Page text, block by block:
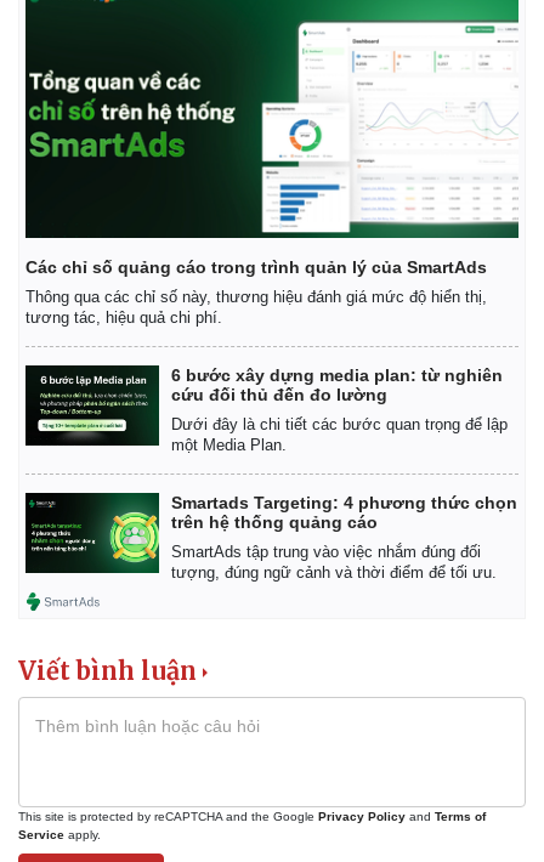
Các chỉ số quảng cáo trong trình quản lý của SmartAds
Thông qua các chỉ số này, thương hiệu đánh giá mức độ hiển thị,
tương tác, hiệu quả chi phí.
6 bước xây dựng media plan: từ nghiên
cứu đối thủ đến đo lường
Dưới đây là chi tiết các bước quan trọng để lập
một Media Plan.
Smartads Targeting: 4 phương thức chọn
trên hệ thống quảng cáo
SmartAds tập trung vào việc nhắm đúng đối
tượng, đúng ngữ cảnh và thời điểm để tối ưu.
Viết bình luận
This site is protected by reCAPTCHA and the Google Privacy Policy and Terms of
Service apply.